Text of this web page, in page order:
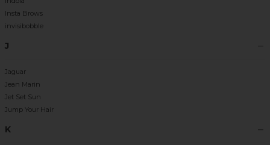
Insta Brows
invisibobble
J
Jaguar
Jean Marin
Jet Set Sun
Jump Your Hair
K